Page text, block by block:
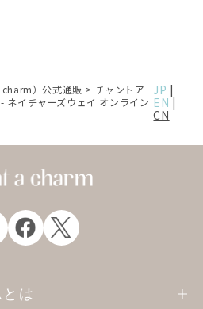
）公式通販 > チャントア
イチャーズウェイ オンライン
JP |
EN|
CN
は